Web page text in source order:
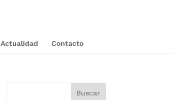
Actualidad Contacto